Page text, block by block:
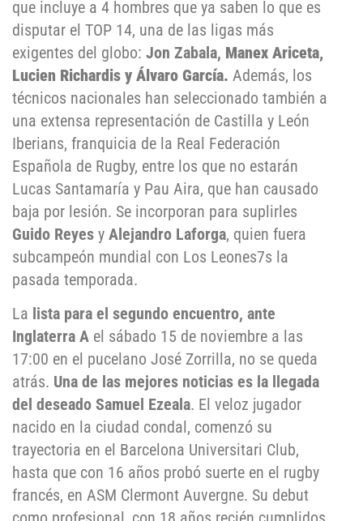
que incluye a 4 hombres que ya saben lo que es
disputar el TOP 14, una de las ligas más
exigentes del globo: Jon Zabala, Manex Ariceta,
Lucien Richardis y Álvaro García. Además, los
técnicos nacionales han seleccionado también a
una extensa representación de Castilla y León
Iberians, franquicia de la Real Federación
Española de Rugby, entre los que no estarán
Lucas Santamaría y Pau Aira, que han causado
baja por lesión. Se incorporan para suplirles
Guido Reyes y Alejandro Laforga, quien fuera
subcampeón mundial con Los Leones7s la
pasada temporada.
La lista para el segundo encuentro, ante
Inglaterra A el sábado 15 de noviembre a las
17:00 en el pucelano José Zorrilla, no se queda
atrás. Una de las mejores noticias es la llegada
del deseado Samuel Ezeala. El veloz jugador
nacido en la ciudad condal, comenzó su
trayectoria en el Barcelona Universitari Club,
hasta que con 16 años probó suerte en el rugby
francés, en ASM Clermont Auvergne. Su debut